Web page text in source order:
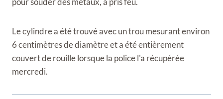
Le cylindre a été trouvé avec un trou mesurant environ
6 centimètres de diamètre et a été entièrement
couvert de rouille lorsque la police l'a récupérée
mercredi.